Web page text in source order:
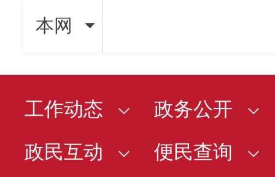
本网
工作动态
政务公开
政民互动
便民查询